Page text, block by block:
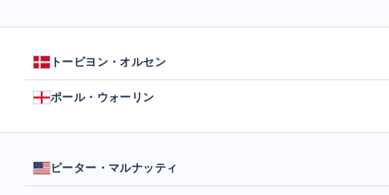
トービヨン・オルセン
ポール・ウォーリン
ピーター・マルナッティ